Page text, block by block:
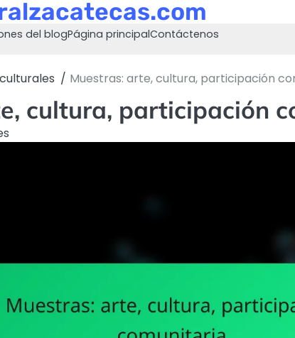
del blogPágina principalContáctenos
Muestras: arte, cultura, participación
cultura, participación